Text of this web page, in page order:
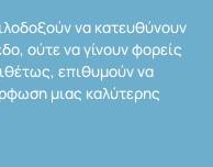
να κατευθύνουν
ούτε να γίνουν φορείς
επιθυμούν να
μιας καλύτερης